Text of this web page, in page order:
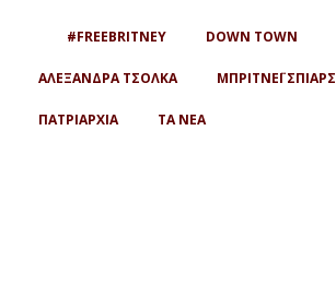
#FREEBRITNEY DOWN TOWN
ΑΛΕΞΑΝΔΡΑ ΤΣΟΛΚΑ ΜΠΡΙΤΝΕΪ ΣΠΙΑΡΣ
ΠΑΤΡΙΑΡΧΙΑ ΤΑ ΝΕΑ